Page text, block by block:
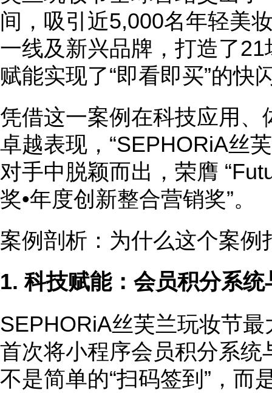
间，吸引近5,000名年轻美
一线及新兴品牌，打造了
赋能实现了“即看即买”的快
凭借这一案例在科技应用
卓越表现，“SEPHORiA丝
对手中脱颖而出，荣膺
奖•年度创新整合营销奖”。
案例剖析：为什么这个案例
1.科技赋能：会员积分系
SEPHORiA丝芙兰玩妆节
首次将小程序会员积分系
不是简单的“扫码签到”，而